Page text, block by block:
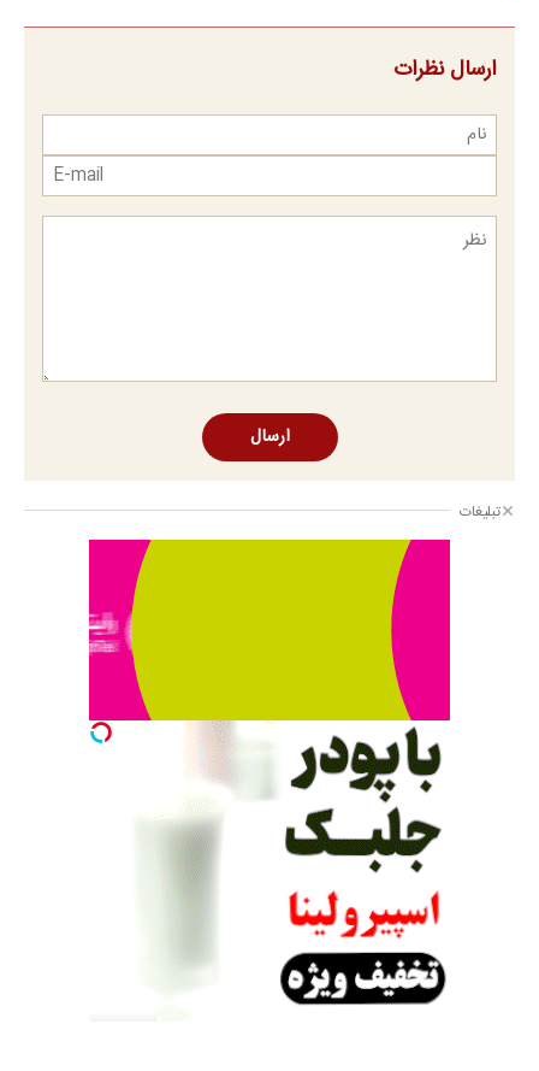
ارسال نظرات
ارسال
تبلیغات